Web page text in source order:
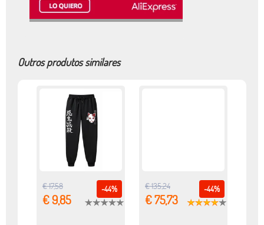
Outros produtos similares
-44%
€ 17,58
€ 9,85
-44%
€ 135,24
€ 75,73